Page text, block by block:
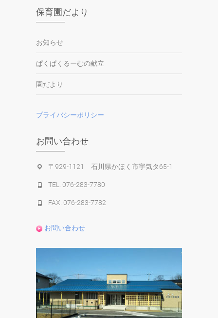
保育園だより
お知らせ
ぱくぱくるーむの献立
園だより
プライバシーポリシー
お問い合わせ
〒929-1121 石川県かほく市宇気タ65-1
TEL. 076-283-7780
FAX. 076-283-7782
お問い合わせ